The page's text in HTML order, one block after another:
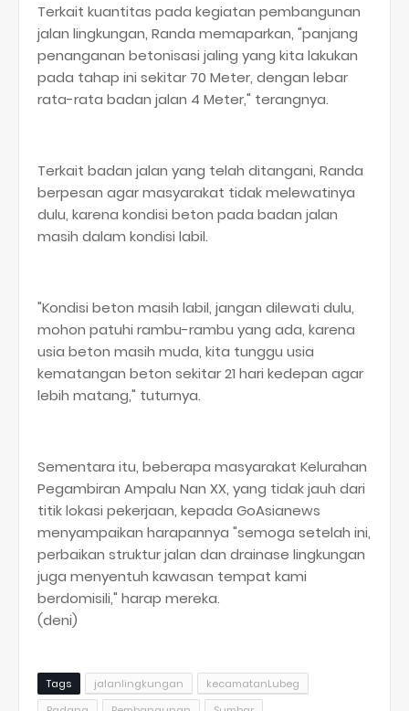
Terkait kuantitas pada kegiatan pembangunan
jalan lingkungan, Randa memaparkan, "panjang
penanganan betonisasi jaling yang kita lakukan
pada tahap ini sekitar 70 Meter, dengan lebar
rata-rata badan jalan 4 Meter," terangnya.
Terkait badan jalan yang telah ditangani, Randa
berpesan agar masyarakat tidak melewatinya
dulu, karena kondisi beton pada badan jalan
masih dalam kondisi labil.
"Kondisi beton masih labil, jangan dilewati dulu,
mohon patuhi rambu-rambu yang ada, karena
usia beton masih muda, kita tunggu usia
kematangan beton sekitar 21 hari kedepan agar
lebih matang," tuturnya.
Sementara itu, beberapa masyarakat Kelurahan
Pegambiran Ampalu Nan XX, yang tidak jauh dari
titik lokasi pekerjaan, kepada GoAsianews
menyampaikan harapannya "semoga setelah ini,
perbaikan struktur jalan dan drainase lingkungan
juga menyentuh kawasan tempat kami
berdomisili," harap mereka.
(deni)
Tags jalanlingkungan
kecamatanLubeg